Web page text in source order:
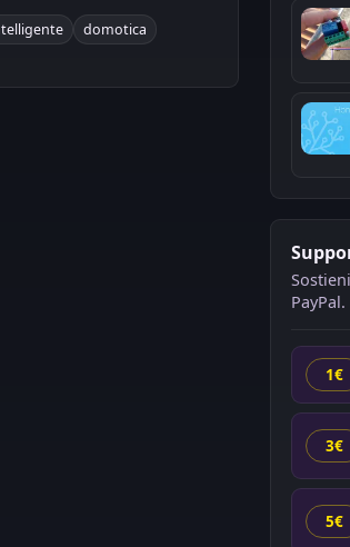
Smart
domotica
PayPal.
1€
3€
5€